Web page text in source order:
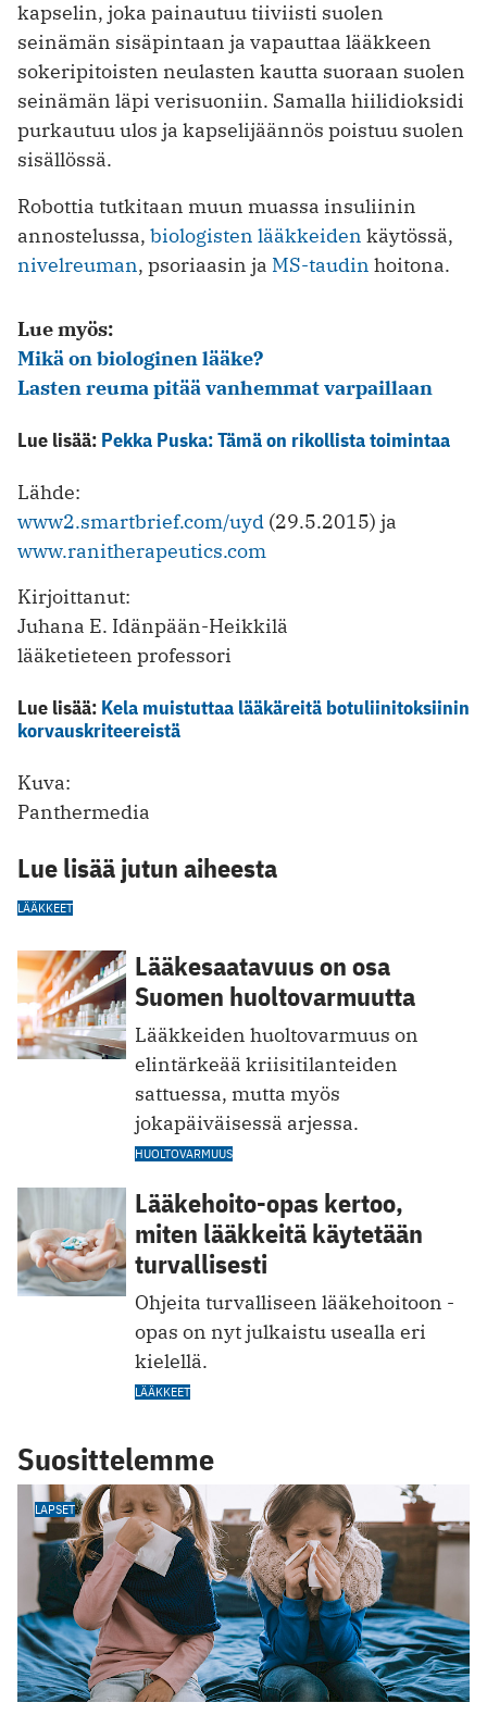
kapselin, joka painautuu tiiviisti suolen
seinämän sisäpintaan ja vapauttaa lääkkeen
sokeripitoisten neulasten kautta suoraan suolen
seinämän läpi verisuoniin. Samalla hiilidioksidi
purkautuu ulos ja kapselijäännös poistuu suolen
sisällössä.
Robottia tutkitaan muun muassa insuliinin
annostelussa, biologisten lääkkeiden käytössä,
nivelreuman, psoriaasin ja MS-taudin hoitona.
Lue myös:
Mikä on biologinen lääke?
Lasten reuma pitää vanhemmat varpaillaan
Lue lisää: Pekka Puska: Tämä on rikollista toimintaa
Lähde:
www2.smartbrief.com/uyd (29.5.2015) ja
www.ranitherapeutics.com
Kirjoittanut:
Juhana E. Idänpään-Heikkilä
lääketieteen professori
Lue lisää: Kela muistuttaa lääkäreitä botuliinitoksiinin
korvauskriteereistä
Kuva:
Panthermedia
Lue lisää jutun aiheesta
LÄÄKKEET
Lääkesaatavuus on osa
Suomen huoltovarmuutta
Lääkkeiden huoltovarmuus on
elintärkeää kriisitilanteiden
sattuessa, mutta myös
jokapäiväisessä arjessa.
HUOLTOVARMUUS
Lääkehoito-opas kertoo,
miten lääkkeitä käytetään
turvallisesti
Ohjeita turvalliseen lääkehoitoon -
opas on nyt julkaistu usealla eri
kielellä.
LÄÄKKEET
Suosittelemme
LAPSET